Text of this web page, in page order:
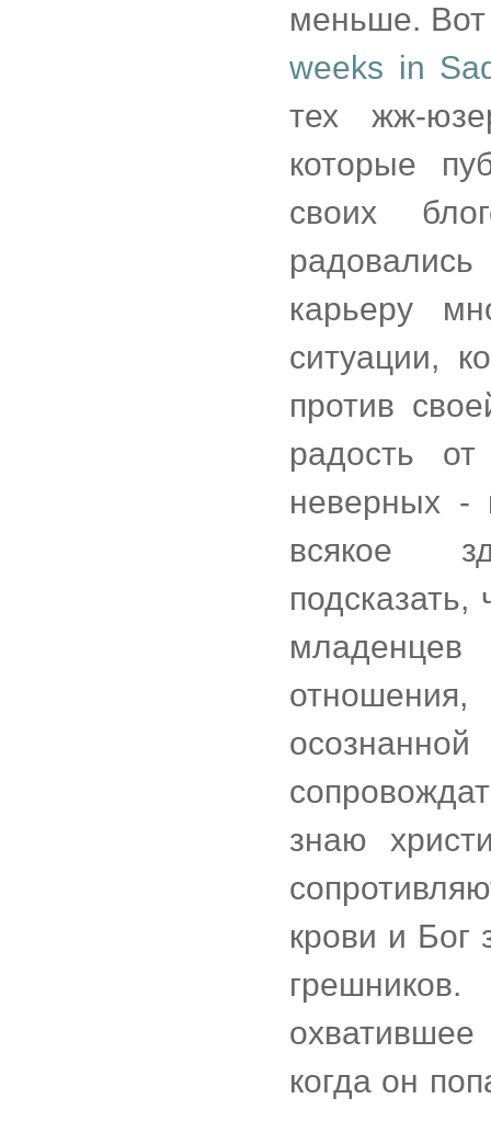
меньше.
weeks in
тех жж-
которые
своих
карьеру
ситуации,
против
радость
неверных -
всякое
подсказать,
знаю
крови и Бог
когда он